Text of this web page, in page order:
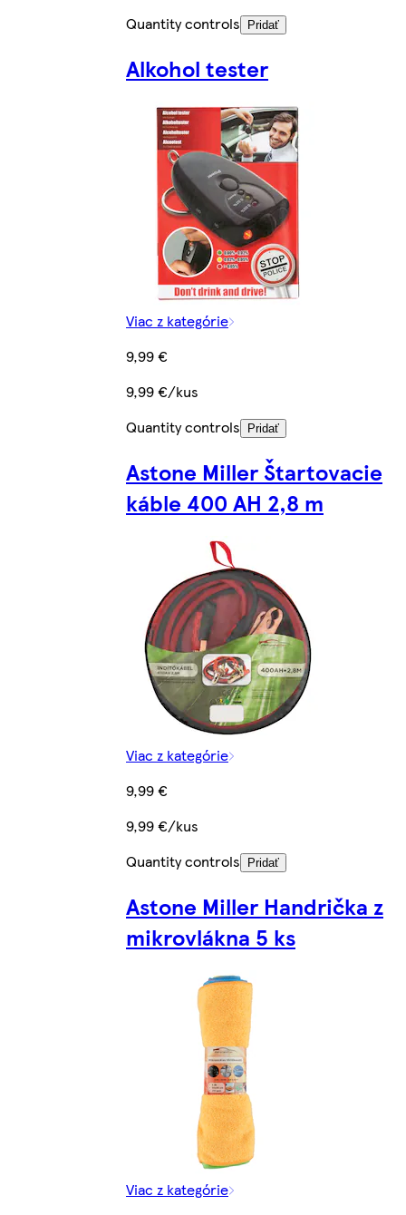
Quantity controls
Pridať
Alkohol tester
Viac z kategórie
9,99 €
9,99 €/kus
Quantity controls
Pridať
Astone Miller Štartovacie
káble 400 AH 2,8 m
Viac z kategórie
9,99 €
9,99 €/kus
Quantity controls
Pridať
Astone Miller Handrička z
mikrovlákna 5 ks
Viac z kategórie